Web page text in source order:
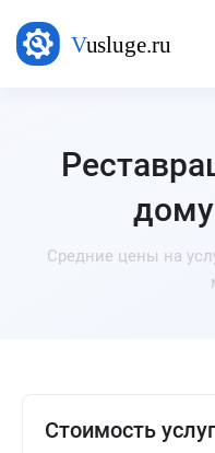
Средние цены на
Стоимость услуг